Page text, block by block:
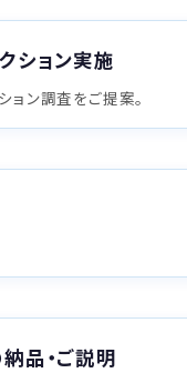
ション実施
ン調査をご提案。
品・ご説明